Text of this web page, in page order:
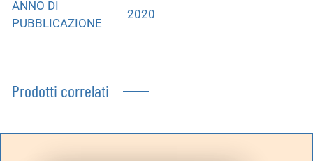
ANNO DI
PUBBLICAZIONE
2020
Prodotti correlati